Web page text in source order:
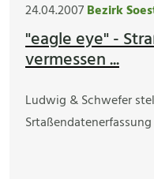
24.04.2007Bezirk
"eagle eye" -
vermessen ...
Ludwig & Schwefer